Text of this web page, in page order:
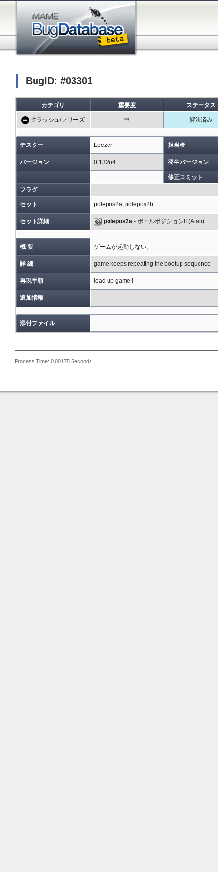
BugID: #03301
カテゴリ 重要度 ステータス
クラッシュ/フリーズ 中 解決済み
テスター Leezer 担当者
バージョン 0.132u4 発生バージョン
修正コミット
フラグ
セット polepos2a, polepos2b
セット詳細 polepos2a - ポールポジションII (Atari)
概 要 ゲームが起動しない。
詳 細 game keeps repeating the bootup sequence
再現手順 load up game !
追加情報
添付ファイル
Process Time: 0.00175 Seconds.